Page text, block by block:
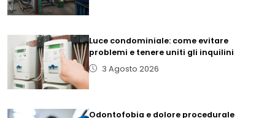
Luce condominiale: come evitare
problemi e tenere uniti gli inquilini
3 Agosto 2026
Odontofobia e dolore procedurale